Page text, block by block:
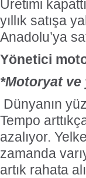
Üretimi
yıllık satışa
Anadolu’ya
Yönetici
*Motoryat ve
Dünyanın
Tempo
azalıyor.
zamanda
artık rahata